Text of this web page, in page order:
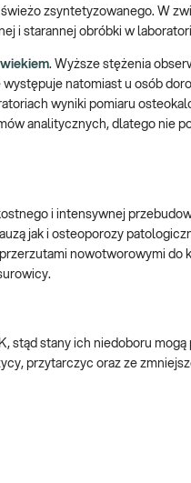
zsyntetyzowanego. W
i starannej obróbki w
. Wyższe stężenia
natomiast u osób
wyniki pomiaru
analitycznych, dlatego nie
i intensywnej
jak i osteoporozy
nowotworowymi do
stąd stany ich niedoboru
przytarczyc oraz ze